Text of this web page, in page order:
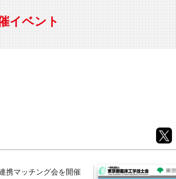
る
J主催・共催 特別会員開催
J協賛・協力 出展・参加
会報誌 (News Letter)
日本橋コラム
員プレスリリース ニュース・事業紹介
集 イベント
事業内容
GTB日本橋エリアについて
イベント
携マッチング会を開催